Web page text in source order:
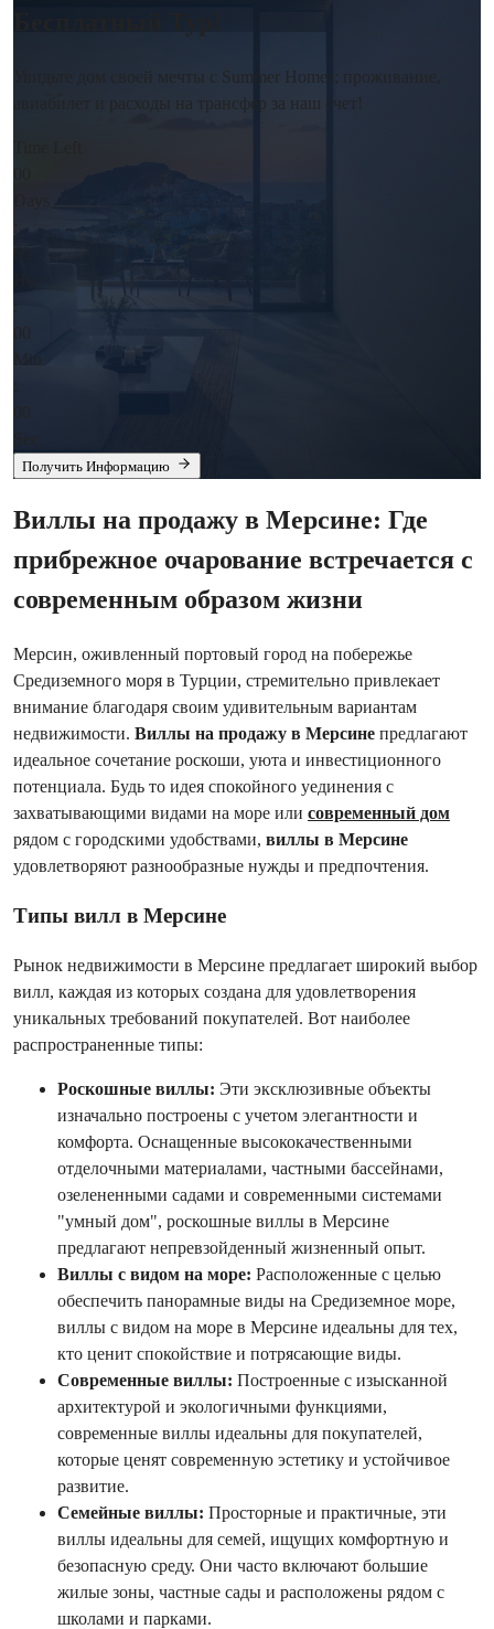
Увидьте дом своей мечты с Summer Homes; проживание,
авиабилет и расходы на трансфер за наш счет!
00
:
00
Min
:
00
Получить Информацию
Виллы на продажу в Мерсине: Где
прибрежное очарование встречается с
современным образом жизни
Мерсин, оживленный портовый город на побережье
Средиземного моря в Турции, стремительно привлекает
внимание благодаря своим удивительным вариантам
недвижимости. Виллы на продажу в Мерсине предлагают
идеальное сочетание роскоши, уюта и инвестиционного
потенциала. Будь то идея спокойного уединения с
захватывающими видами на море или современный дом
рядом с городскими удобствами, виллы в Мерсине
удовлетворяют разнообразные нужды и предпочтения.
Типы вилл в Мерсине
Рынок недвижимости в Мерсине предлагает широкий выбор
вилл, каждая из которых создана для удовлетворения
уникальных требований покупателей. Вот наиболее
распространенные типы:
Роскошные виллы: Эти эксклюзивные объекты
изначально построены с учетом элегантности и
комфорта. Оснащенные высококачественными
отделочными материалами, частными бассейнами,
озелененными садами и современными системами
"умный дом", роскошные виллы в Мерсине
предлагают непревзойденный жизненный опыт.
Виллы с видом на море: Расположенные с целью
обеспечить панорамные виды на Средиземное море,
виллы с видом на море в Мерсине идеальны для тех,
кто ценит спокойствие и потрясающие виды.
Современные виллы: Построенные с изысканной
архитектурой и экологичными функциями,
современные виллы идеальны для покупателей,
которые ценят современную эстетику и устойчивое
развитие.
Семейные виллы: Просторные и практичные, эти
виллы идеальны для семей, ищущих комфортную и
безопасную среду. Они часто включают большие
жилые зоны, частные сады и расположены рядом с
школами и парками.